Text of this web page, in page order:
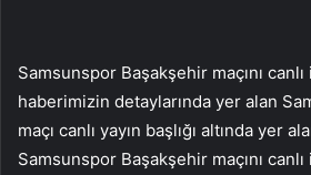
Samsunspor Başakşehir maçını
haberimizin detaylarında yer alan
maçı canlı yayın başlığı altında yer
Samsunspor Başakşehir maçını